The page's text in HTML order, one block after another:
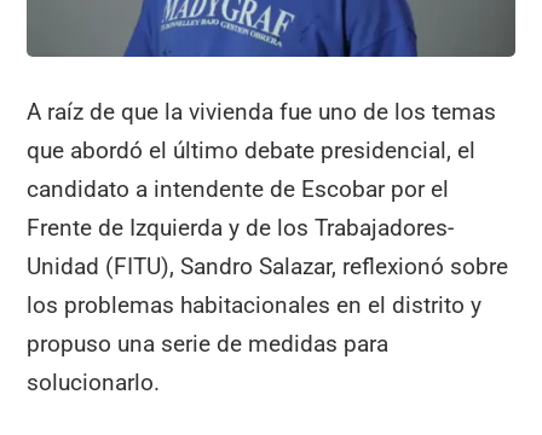
A raíz de que la vivienda fue uno de los temas
que abordó el último debate presidencial, el
candidato a intendente de Escobar por el
Frente de Izquierda y de los Trabajadores-
Unidad (FITU), Sandro Salazar, reflexionó sobre
los problemas habitacionales en el distrito y
propuso una serie de medidas para
solucionarlo.